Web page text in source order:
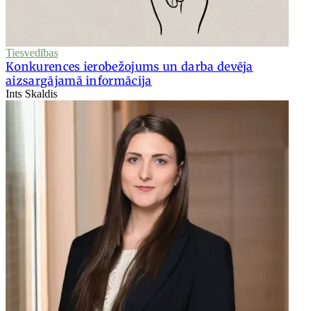
Tiesvedības
Konkurences ierobežojums un darba devēja
aizsargājamā informācija
Ints Skaldis